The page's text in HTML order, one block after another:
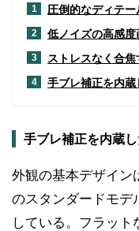
1 圧倒的なディテ
2 低ノイズの高感
3 ストレスなく合
4 手ブレ補正を内
手ブレ補正を内蔵
外観の基本デザイン
のスタンダードモデ
している。フラット